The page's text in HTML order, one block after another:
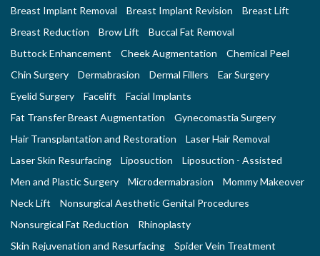
Breast Implant Removal
Breast Implant Revision
Breast Lift
Breast Reduction
Brow Lift
Buccal Fat Removal
Buttock Enhancement
Cheek Augmentation
Chemical Peel
Chin Surgery
Dermabrasion Dermal Fillers
Ear Surgery
Eyelid Surgery
Facelift
Facial Implants
Fat Transfer Breast Augmentation
Gynecomastia Surgery
Hair Transplantation and Restoration
Laser Hair Removal
Laser Skin Resurfacing
Liposuction
Liposuction - Assisted
Men and Plastic Surgery
Microdermabrasion
Mommy Makeover
Neck Lift
Nonsurgical Aesthetic Genital Procedures
Nonsurgical Fat Reduction
Rhinoplasty
Skin Rejuvenation and Resurfacing
Spider Vein Treatment